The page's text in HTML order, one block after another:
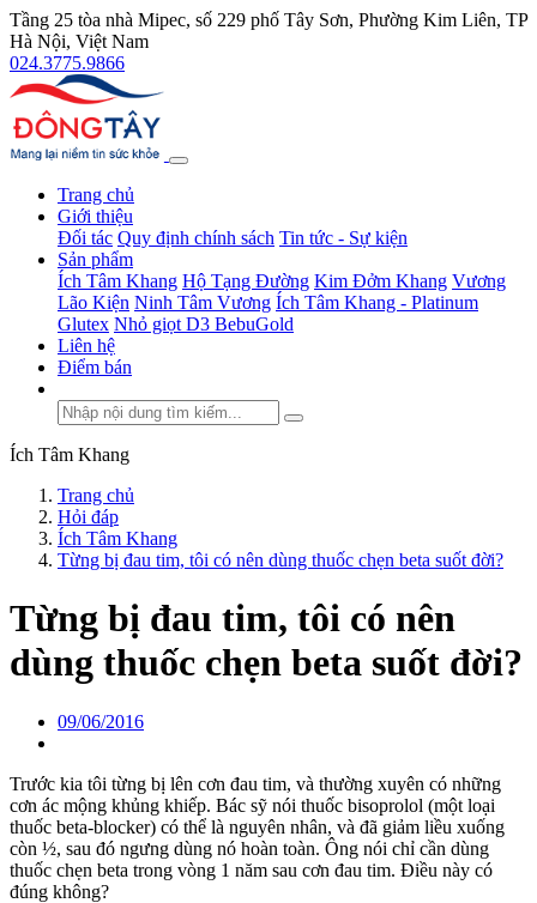
Tầng 25 tòa nhà Mipec, số 229 phố Tây Sơn, Phường Kim Liên, TP
Hà Nội, Việt Nam
024.3775.9866
Trang chủ
Giới thiệu
Đối tác Quy định chính sách Tin tức - Sự kiện
Sản phẩm
Ích Tâm Khang Hộ Tạng Đường Kim Đởm Khang Vương
Lão Kiện Ninh Tâm Vương Ích Tâm Khang - Platinum
Glutex Nhỏ giọt D3 BebuGold
Liên hệ
Điểm bán
Ích Tâm Khang
Trang chủ
Hỏi đáp
Ích Tâm Khang
Từng bị đau tim, tôi có nên dùng thuốc chẹn beta suốt đời?
Từng bị đau tim, tôi có nên
dùng thuốc chẹn beta suốt đời?
09/06/2016
Trước kia tôi từng bị lên cơn đau tim, và thường xuyên có những
cơn ác mộng khủng khiếp. Bác sỹ nói thuốc bisoprolol (một loại
thuốc beta-blocker) có thể là nguyên nhân, và đã giảm liều xuống
còn ½, sau đó ngưng dùng nó hoàn toàn. Ông nói chỉ cần dùng
thuốc chẹn beta trong vòng 1 năm sau cơn đau tim. Điều này có
đúng không?